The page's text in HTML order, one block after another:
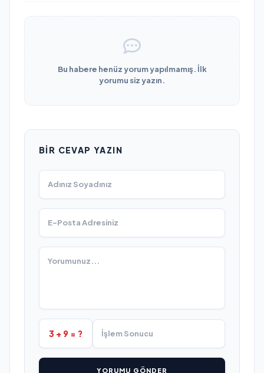
Bu habere henüz yorum yapılmamış. İlk
yorumu siz yazın.
BIR CEVAP YAZIN
3 + 9 = ?
YORUMU GÖNDER